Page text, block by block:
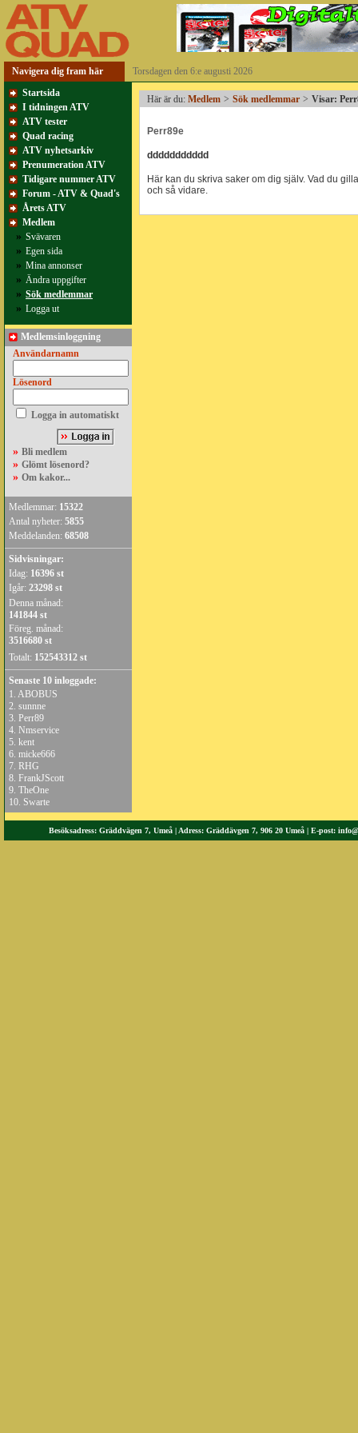
Navigera dig fram här
Torsdagen den 6:e augusti 2026
Startsida
I tidningen ATV
ATV tester
Quad racing
ATV nyhetsarkiv
Prenumeration ATV
Tidigare nummer ATV
Forum - ATV & Quad's
Årets ATV
Medlem
» Svävaren
» Egen sida
» Mina annonser
» Ändra uppgifter
» Sök medlemmar
» Logga ut
Medlemsinloggning
Användarnamn
Lösenord
Logga in automatiskt
» Bli medlem
» Glömt lösenord?
» Om kakor...
Medlemmar: 15322
Antal nyheter: 5855
Meddelanden: 68508
Sidvisningar:
Idag: 16396 st
Igår: 23298 st
Denna månad:
141844 st
Föreg. månad:
3516680 st
Totalt: 152543312 st
Senaste 10 inloggade:
1. ABOBUS
2. sunnne
3. Perr89
4. Nmservice
5. kent
6. micke666
7. RHG
8. FrankJScott
9. TheOne
10. Swarte
Här är du: Medlem > Sök medlemmar > Visar:
Perr89e
ddddddddddd
Här kan du skriva saker om dig själv. Vad du
och så vidare.
Besöksadress: Gräddvägen 7, Umeå | Adress: Gräddävgen 7, 906 20 Umeå | E-post: